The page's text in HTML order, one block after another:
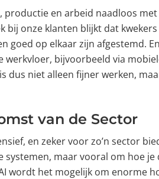
productie en arbeid naadloos
bij onze klanten blijkt dat
goed op elkaar zijn afgestemd.
bijvoorbeeld via
dus niet alleen fijner werken,
van de Sector
en zeker voor zo’n sector
systemen, maar vooral om hoe
wordt het mogelijk om enorme